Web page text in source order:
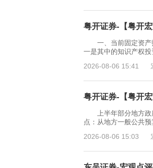
粤开证券-【粤开
一、当前固定资产
一是其中的知识产权
2026-08-06 15:41
粤开证券-【粤开
上半年部分地方政
点：从地方一般公共
2026-08-06 15:03